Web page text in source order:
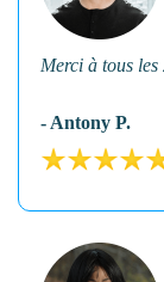
Merci à tous
- Antony P.